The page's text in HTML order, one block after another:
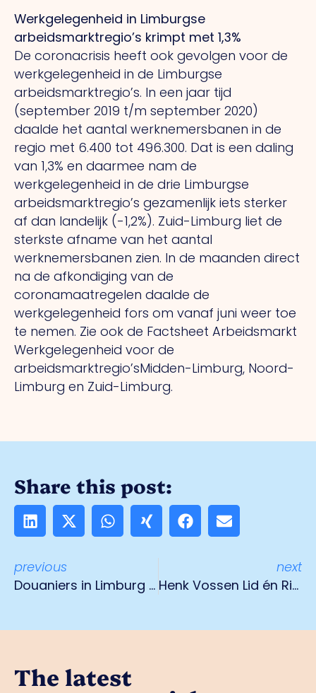
Werkgelegenheid in Limburgse
arbeidsmarktregio’s krimpt met 1,3%
De coronacrisis heeft ook gevolgen voor de
werkgelegenheid in de Limburgse
arbeidsmarktregio’s. In een jaar tijd
(september 2019 t/m september 2020)
daalde het aantal werknemersbanen in de
regio met 6.400 tot 496.300. Dat is een daling
van 1,3% en daarmee nam de
werkgelegenheid in de drie Limburgse
arbeidsmarktregio’s gezamenlijk iets sterker
af dan landelijk (-1,2%). Zuid-Limburg liet de
sterkste afname van het aantal
werknemersbanen zien. In de maanden direct
na de afkondiging van de
coronamaatregelen daalde de
werkgelegenheid fors om vanaf juni weer toe
te nemen. Zie ook de Factsheet Arbeidsmarkt
Werkgelegenheid voor de
arbeidsmarktregio’sMidden-Limburg, Noord-
Limburg en Zuid-Limburg.
Share this post:
previous
Douaniers in Limburg werken in nieuw uniform
next
Henk Vossen Lid én Ridder in de Orde van Oranje Nassau
The latest